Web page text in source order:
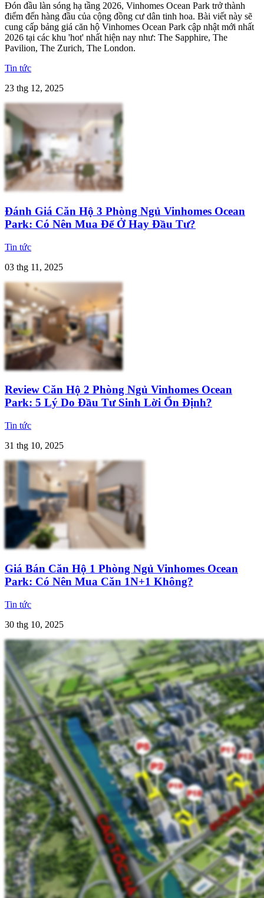
Đón đầu làn sóng hạ tầng 2026, Vinhomes Ocean Park trở thành
điểm đến hàng đầu của cộng đồng cư dân tinh hoa. Bài viết này sẽ
cung cấp bảng giá căn hộ Vinhomes Ocean Park cập nhật mới nhất
2026 tại các khu 'hot' nhất hiện nay như: The Sapphire, The
Pavilion, The Zurich, The London.
Tin tức
23 thg 12, 2025
Đánh Giá Căn Hộ 3 Phòng Ngủ Vinhomes Ocean
Park: Có Nên Mua Để Ở Hay Đầu Tư?
Tin tức
03 thg 11, 2025
Review Căn Hộ 2 Phòng Ngủ Vinhomes Ocean
Park: 5 Lý Do Đầu Tư Sinh Lời Ổn Định?
Tin tức
31 thg 10, 2025
Giá Bán Căn Hộ 1 Phòng Ngủ Vinhomes Ocean
Park: Có Nên Mua Căn 1N+1 Không?
Tin tức
30 thg 10, 2025